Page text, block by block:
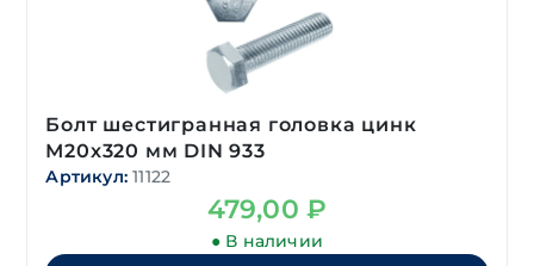
Болт шестигранная головка цинк
М20х320 мм DIN 933
Артикул: 11122
479,00₽
● В наличии